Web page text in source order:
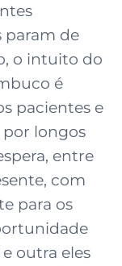
param de
o intuito do
é
pacientes e
longos
entre
com
para os
outra eles